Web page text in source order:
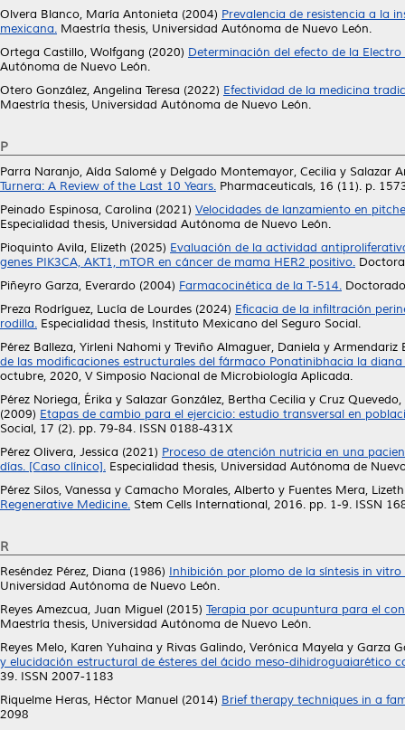
Olvera Blanco, María Antonieta (2004) Prevalencia de resistencia a la
mexicana. Maestría thesis, Universidad Autónoma de Nuevo León.
Ortega Castillo, Wolfgang (2020) Determinación del efecto de la
Autónoma de Nuevo León.
Otero González, Angelina Teresa (2022) Efectividad de la medicina
Maestría thesis, Universidad Autónoma de Nuevo León.
P
Parra Naranjo, Aída Salomé y Delgado Montemayor, Cecilia y Salazar
Turnera: A Review of the Last 10 Years. Pharmaceuticals, 16 (11). p.
Peinado Espinosa, Carolina (2021) Velocidades de lanzamiento en
Especialidad thesis, Universidad Autónoma de Nuevo León.
Pioquinto Avila, Elizeth (2025) Evaluación de la actividad
genes PIK3CA, AKT1, mTOR en cáncer de mama HER2 positivo.
Piñeyro Garza, Everardo (2004) Farmacocinética de la T-514.
Preza Rodríguez, Lucía de Lourdes (2024) Eficacia de la infiltración
rodilla. Especialidad thesis, Instituto Mexicano del Seguro Social.
Pérez Balleza, Yirleni Nahomi y Treviño Almaguer, Daniela y Armendariz
de las modificaciones estructurales del fármaco Ponatinibhacia la diana
octubre, 2020, V Simposio Nacional de Microbiología Aplicada.
Pérez Noriega, Érika y Salazar González, Bertha Cecilia y Cruz
(2009) Etapas de cambio para el ejercicio: estudio transversal en
Social, 17 (2). pp. 79-84. ISSN 0188-431X
Pérez Olivera, Jessica (2021) Proceso de atención nutricia en una
días. [Caso clínico]. Especialidad thesis, Universidad Autónoma de
Pérez Silos, Vanessa y Camacho Morales, Alberto y Fuentes Mera, Lizeth
Regenerative Medicine. Stem Cells International, 2016. pp. 1-9. ISSN
R
Reséndez Pérez, Diana (1986) Inhibición por plomo de la síntesis in
Universidad Autónoma de Nuevo León.
Reyes Amezcua, Juan Miguel (2015) Terapia por acupuntura para el
Maestría thesis, Universidad Autónoma de Nuevo León.
Reyes Melo, Karen Yuhaina y Rivas Galindo, Verónica Mayela y Garza
y elucidación estructural de ésteres del ácido meso-dihidroguaiarético
39. ISSN 2007-1183
Riquelme Heras, Héctor Manuel (2014) Brief therapy techniques in a
2098